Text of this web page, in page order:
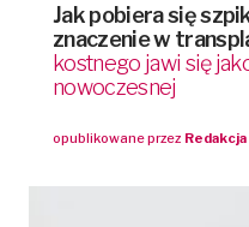
Jak pobiera się
znaczenie w
kostnego jawi się
nowoczesnej
opublikowane przez Redakcja